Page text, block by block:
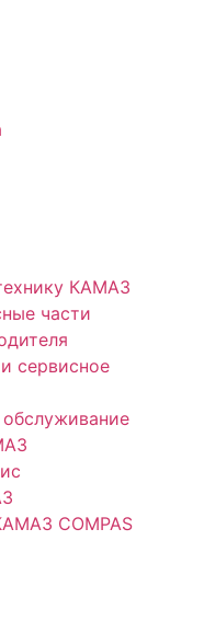
КАМАЗ
части
сервисное
COMPAS